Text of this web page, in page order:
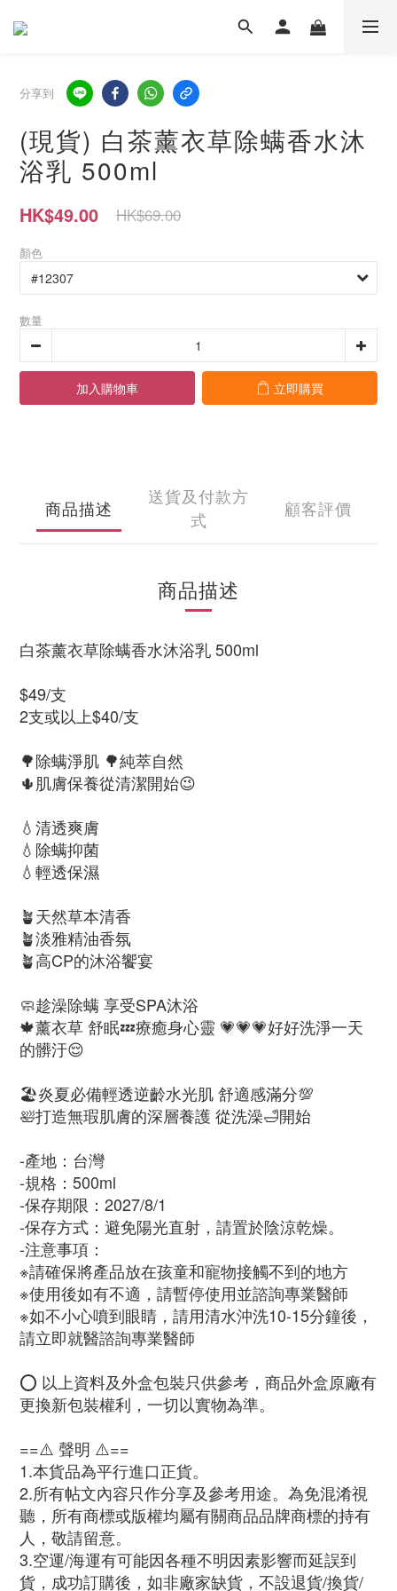
分享到
(現貨) 白茶薰衣草除螨香水沐
浴乳 500ml
HK$49.00 HK$69.00
顏色
數量
加入購物車 立即購買
商品描述
送貨及付款方
式
顧客評價
商品描述
白茶薰衣草除螨香水沐浴乳 500ml
$49/支
2支或以上$40/支
🌳除螨淨肌 🌳純萃自然
🌵肌膚保養從清潔開始😉
💧清透爽膚
💧除螨抑菌
💧輕透保濕
🪴天然草本清香
🪴淡雅精油香氛
🪴高CP的沐浴饗宴
🧼趁澡除螨 享受SPA沐浴
🍁薰衣草 舒眠💤療癒身心靈 💗💗💗好好洗淨一天
的髒汙😌
🏖️炎夏必備輕透逆齡水光肌 舒適感滿分💯
🛀打造無瑕肌膚的深層養護 從洗澡🛁開始
-產地：台灣
-規格：500ml
-保存期限：2027/8/1
-保存方式：避免陽光直射，請置於陰涼乾燥。
-注意事項：
※請確保將產品放在孩童和寵物接觸不到的地方
※使用後如有不適，請暫停使用並諮詢專業醫師
※如不小心噴到眼睛，請用清水沖洗10-15分鐘後，
請立即就醫諮詢專業醫師
⭕ 以上資料及外盒包裝只供參考，商品外盒原廠有
更換新包裝權利，一切以實物為準。
==⚠️ 聲明 ⚠️==
1.本貨品為平行進口正貨。
2.所有帖文內容只作分享及參考用途。為免混淆視
聽，所有商標或版權均屬有關商品品牌商標的持有
人，敬請留意。
3.空運/海運有可能因各種不明因素影響而延誤到
貨，成功訂購後，如非廠家缺貨，不設退貨/換貨/